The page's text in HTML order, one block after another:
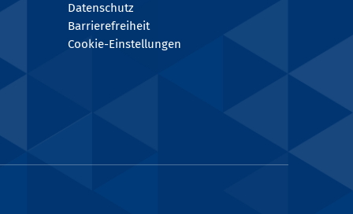
Datenschutz
Barrierefreiheit
Cookie-Einstellungen